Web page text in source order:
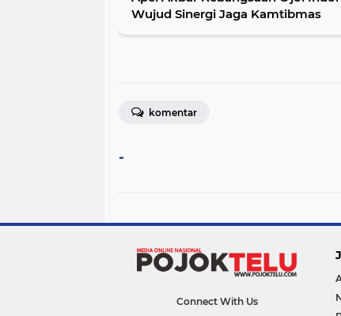
Wujud Sinergi Jaga Kamtibmas
komentar
-
Connect With Us